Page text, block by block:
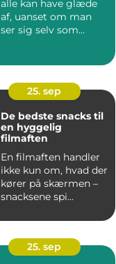
alle kan have glæde
af, uanset om man
ser sig selv som
25. sep
De bedste snacks til
en hyggelig
filmaften
En filmaften handler
ikke kun om, hvad der
kører på skærmen –
snacksene spi...
25. sep